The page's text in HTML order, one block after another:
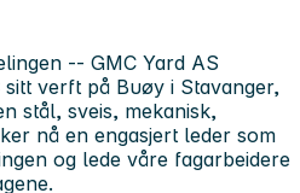
-- GMC Yard AS
verft på Buøy i Stavanger,
stål, sveis, mekanisk,
nå en engasjert leder som
og lede våre fagarbeidere